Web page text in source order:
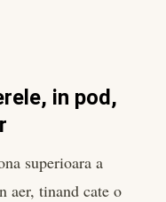
in pod,
superioara a
aer, tinand cate o